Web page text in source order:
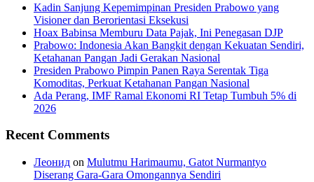
Kadin Sanjung Kepemimpinan Presiden Prabowo yang
Visioner dan Berorientasi Eksekusi
Hoax Babinsa Memburu Data Pajak, Ini Penegasan DJP
Prabowo: Indonesia Akan Bangkit dengan Kekuatan Sendiri,
Ketahanan Pangan Jadi Gerakan Nasional
Presiden Prabowo Pimpin Panen Raya Serentak Tiga
Komoditas, Perkuat Ketahanan Pangan Nasional
Ada Perang, IMF Ramal Ekonomi RI Tetap Tumbuh 5% di
2026
Recent Comments
Леонид on Mulutmu Harimaumu, Gatot Nurmantyo
Diserang Gara-Gara Omongannya Sendiri